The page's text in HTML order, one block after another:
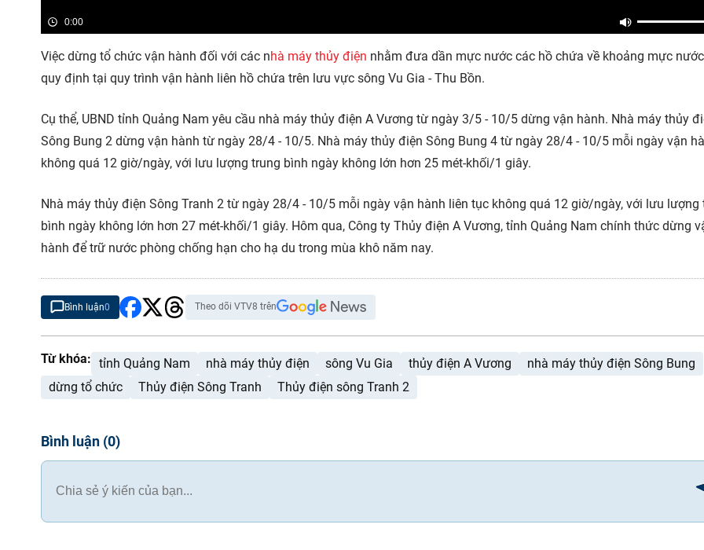
0:00
Việc dừng tổ chức vận hành đối với các nhà máy thủy điện nhằm đưa dần mực nước các hồ chứa về khoảng mực
quy định tại quy trình vận hành liên hồ chứa trên lưu vực sông Vu Gia - Thu Bồn.
Cụ thể, UBND tỉnh Quảng Nam yêu cầu nhà máy thủy điện A Vương từ ngày 3/5 - 10/5 dừng vận hành. Nhà máy thủy
Sông Bung 2 dừng vận hành từ ngày 28/4 - 10/5. Nhà máy thủy điện Sông Bung 4 từ ngày 28/4 - 10/5 mỗi ngày vận
không quá 12 giờ/ngày, với lưu lượng trung bình ngày không lớn hơn 25 mét-khối/1 giây.
Nhà máy thủy điện Sông Tranh 2 từ ngày 28/4 - 10/5 mỗi ngày vận hành liên tục không quá 12 giờ/ngày, với lưu lượng
bình ngày không lớn hơn 27 mét-khối/1 giây. Hôm qua, Công ty Thủy điện A Vương, tỉnh Quảng Nam chính thức dừng
hành để trữ nước phòng chống hạn cho hạ du trong mùa khô năm nay.
Bình luận0 Theo dõi VTV8 trên
Từ khóa: tỉnh Quảng Nam nhà máy thủy điện sông Vu Gia thủy điện A Vương
nhà máy thủy điện Sông Bung
dừng tổ chức
Thủy điện Sông Tranh Thủy điện sông Tranh 2
Bình luận (0)